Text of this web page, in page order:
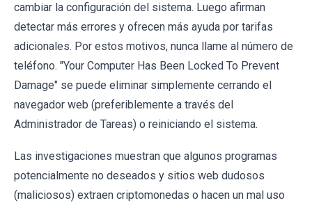
cambiar la configuración del sistema. Luego afirman
detectar más errores y ofrecen más ayuda por tarifas
adicionales. Por estos motivos, nunca llame al número de
teléfono. "Your Computer Has Been Locked To Prevent
Damage" se puede eliminar simplemente cerrando el
navegador web (preferiblemente a través del
Administrador de Tareas) o reiniciando el sistema.
Las investigaciones muestran que algunos programas
potencialmente no deseados y sitios web dudosos
(maliciosos) extraen criptomonedas o hacen un mal uso